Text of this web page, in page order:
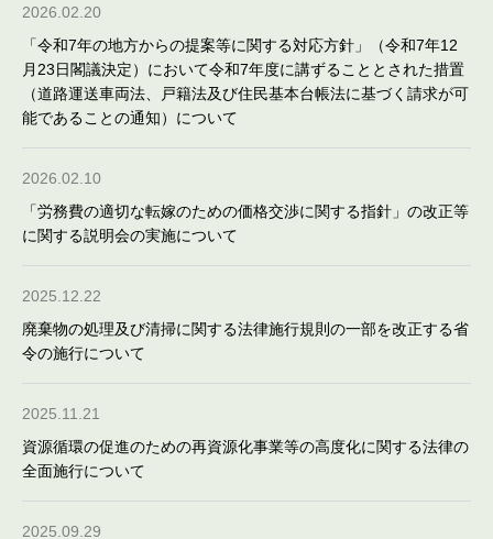
2026.02.20
「令和7年の地方からの提案等に関する対応方針」（令和7年12
月23日閣議決定）において令和7年度に講ずることとされた措置
（道路運送車両法、戸籍法及び住民基本台帳法に基づく請求が可
能であることの通知）について
2026.02.10
「労務費の適切な転嫁のための価格交渉に関する指針」の改正等
に関する説明会の実施について
2025.12.22
廃棄物の処理及び清掃に関する法律施行規則の一部を改正する省
令の施行について
2025.11.21
資源循環の促進のための再資源化事業等の高度化に関する法律の
全面施行について
2025.09.29